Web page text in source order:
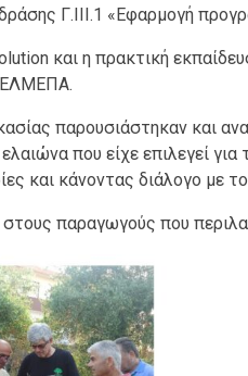
Γ.ΙΙΙ.1 «Εφαρμογή
και η πρακτική
ΕΛΜΕΠΑ.
παρουσιάστηκαν και
που είχε επιλεγεί
και κάνοντας διάλογο με
στους παραγωγούς που